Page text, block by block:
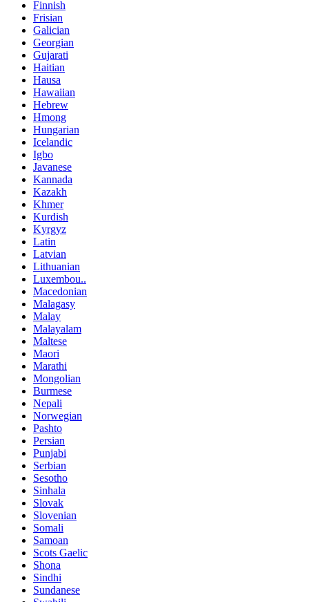
Finnish
Frisian
Galician
Georgian
Gujarati
Haitian
Hausa
Hawaiian
Hebrew
Hmong
Hungarian
Icelandic
Igbo
Javanese
Kannada
Kazakh
Khmer
Kurdish
Kyrgyz
Latin
Latvian
Lithuanian
Luxembou..
Macedonian
Malagasy
Malay
Malayalam
Maltese
Maori
Marathi
Mongolian
Burmese
Nepali
Norwegian
Pashto
Persian
Punjabi
Serbian
Sesotho
Sinhala
Slovak
Slovenian
Somali
Samoan
Scots Gaelic
Shona
Sindhi
Sundanese